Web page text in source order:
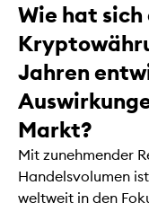
Wie hat
Jahren
Markt?
Mit zunehmender
Handelsvolumen
weltweit in den